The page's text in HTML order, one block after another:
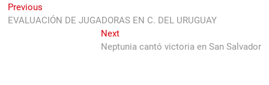
Navegación
de
Previous
post:
EVALUACIÓN DE JUGADORAS EN C. DEL URUGUAY
NextNext
post:
Neptunia cantó victoria en San Salvador